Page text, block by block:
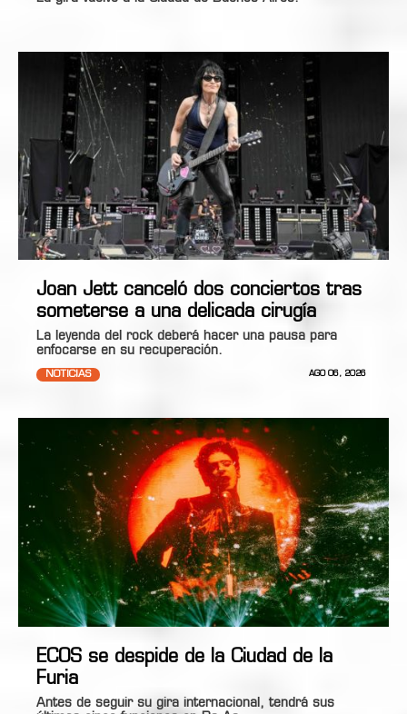
Joan Jett canceló dos conciertos tras
someterse a una delicada cirugía
La leyenda del rock deberá hacer una pausa para
enfocarse en su recuperación.
NOTICIAS AGO 06, 2026
ECOS se despide de la Ciudad de la
Furia
Antes de seguir su gira internacional, tendrá sus